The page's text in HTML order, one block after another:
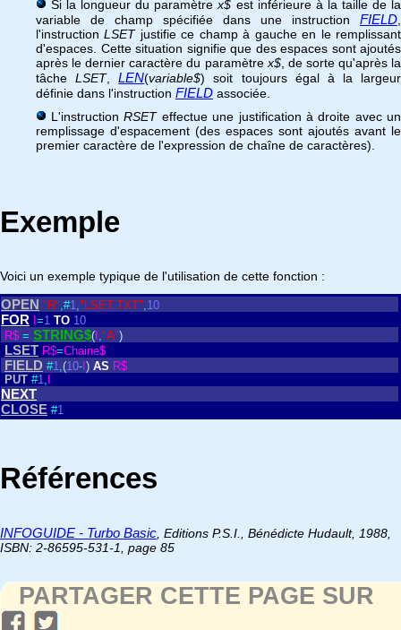
Si la longueur du paramètrex$ est inférieure à la taille de la
variable de champ spécifiée dans une instruction FIELD
l'instructionLSETjustifie ce champ à gauche en le remplissant
d'espaces. Cette situation signifie que des espaces sont ajoutés
après le dernier caractère du paramètre x$, de sorte qu'après la
tâcheLSET,LEN(variable$) soit toujours égal à la largeur
définie dans l'instruction FIELD associée.
L'instructionRSETeffectue une justification à droite avec un
remplissage d'espacement (des espaces sont ajoutés avant le
premier caractère de l'expression de chaîne de caractères).
Exemple
Voici un exemple typique de l'utilisation de cette fonction :
OPEN "R",#1,"LSET.TXT",10
FOR =1 TO 10
R$ = STRING$( ,"A")
LSET R$=Chaine$
FIELD #1,(10- ) AS R$
PUT #1,
NEXT
CLOSE #1
Références
INFOGUIDE - Turbo Basic , Editions P.S.I., Bénédicte Hudault, 1988,
ISBN: 2-86595-531-1, page 85
PARTAGER CETTE PAGE SUR